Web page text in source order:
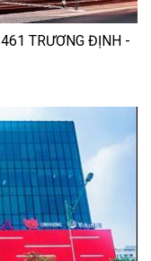
TRƯƠNG ĐỊNH -